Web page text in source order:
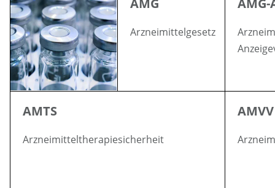
AMG
Arzneimittelgesetz
AMG-
AMTS
Arzneimitteltherapiesicherheit
AMVV